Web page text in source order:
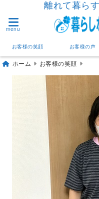
離れて暮ら
menu
お客様の笑顔 お客様の声
ホーム お客様の笑顔